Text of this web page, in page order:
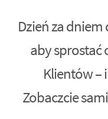
Dzień za
aby sprostać
Klientów –
Zobaczcie